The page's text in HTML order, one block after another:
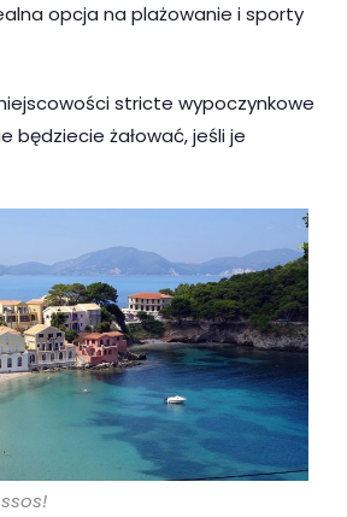
opcja na plażowanie i sporty
stricte wypoczynkowe
będziecie żałować, jeśli je